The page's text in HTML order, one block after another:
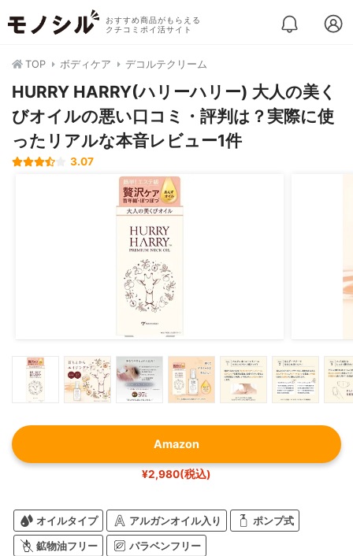
おすすめ商品がもらえる
クチコミポイ活サイト
TOP ボディケア デコルテクリーム
HURRY HARRY(ハリーハリー) 大人の美く
びオイルの悪い口コミ・評判は？実際に使
ったリアルな本音レビュー1件
3.07
Amazon
¥2,980(税込)
オイルタイプ アルガンオイル入り ポンプ式
鉱物油フリー パラベンフリー